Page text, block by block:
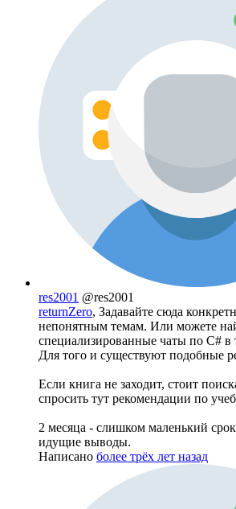
res2001 @res2001
returnZero, Задавайте сюда
непонятным темам. Или можете
специализированные чаты по С# в
Для того и существуют подобные
Если книга не заходит, стоит
спросить тут рекомендации по
2 месяца - слишком маленький
идущие выводы.
Написано более трёх лет назад